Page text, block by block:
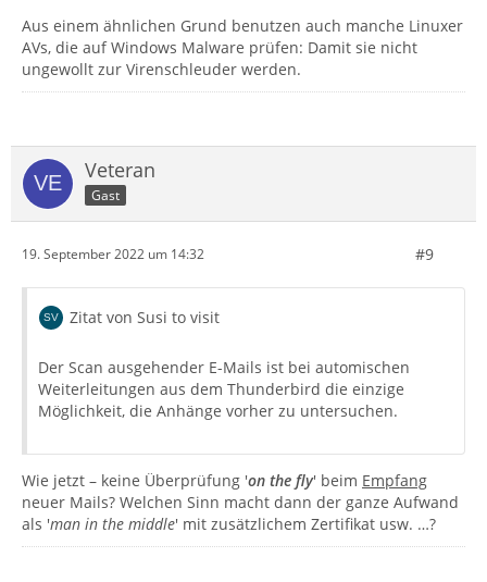
Aus einem ähnlichen Grund benutzen auch manche Linuxer
AVs, die auf Windows Malware prüfen: Damit sie nicht
ungewollt zur Virenschleuder werden.
Veteran
Gast
19. September 2022 um 14:32 #9
Zitat von Susi to visit
Der Scan ausgehender E-Mails ist bei automischen
Weiterleitungen aus dem Thunderbird die einzige
Möglichkeit, die Anhänge vorher zu untersuchen.
Wie jetzt – keine Überprüfung 'on the fly' beim Empfang
neuer Mails? Welchen Sinn macht dann der ganze Aufwand
als 'man in the middle' mit zusätzlichem Zertifikat usw. …?